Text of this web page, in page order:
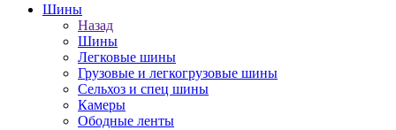
Шины
Назад
Шины
Легковые шины
Грузовые и легкогрузовые шины
Сельхоз и спец шины
Камеры
Ободные ленты